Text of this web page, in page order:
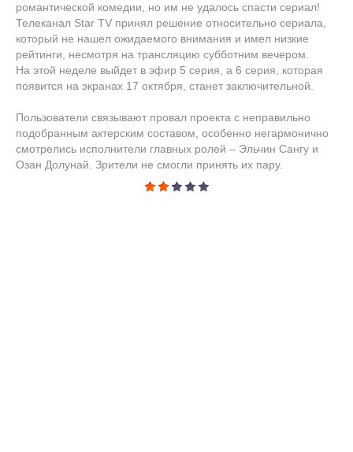
романтической комедии, но им не удалось спасти сериал!
Телеканал Star TV принял решение относительно сериала,
который не нашел ожидаемого внимания и имел низкие
рейтинги, несмотря на трансляцию субботним вечером.
На этой неделе выйдет в эфир 5 серия, а 6 серия, которая
появится на экранах 17 октября, станет заключительной.
Пользователи связывают провал проекта с неправильно
подобранным актерским составом, особенно негармонично
смотрелись исполнители главных ролей – Эльчин Сангу и
Озан Долунай. Зрители не смогли принять их пару.